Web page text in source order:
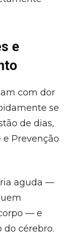
e
com dor
se
de dias,
Prevenção
aguda —
— e
cérebro.